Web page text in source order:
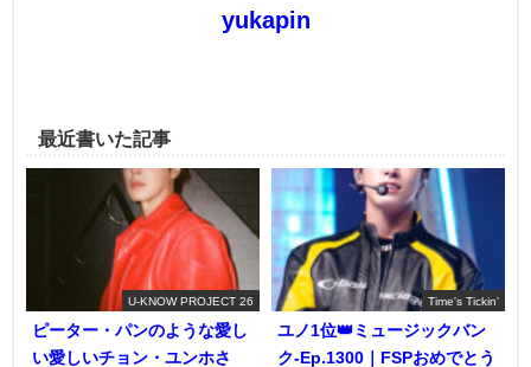
yukapin
最近書いた記事
U-KNOW PROJECT 26
ピーター・パンのような愛し
い愛しいチョン・ユンホさ
Time's Tickin'
ユノ1位👑ミュージックバン
ク-Ep.1300｜FSPおめでとう